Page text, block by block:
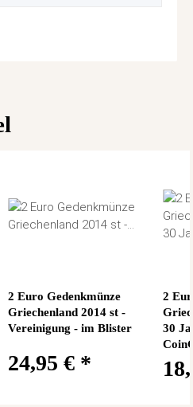
2 Euro Gedenkmünze
Griechenland 2014 st -
Vereinigung - im Blister
24,95 € *
2
30